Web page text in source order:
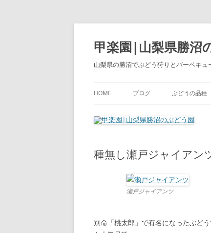
コ
テ
ン
ツ
へ
ス
甲楽園|山梨県勝沼
山梨県の勝沼でぶどう狩りとバーベキュ
HOME ブログ ぶどうの品種
種無し瀬戸ジャイアン
瀬戸ジャイアンツ
別命「桃太郎」で有名になったぶ